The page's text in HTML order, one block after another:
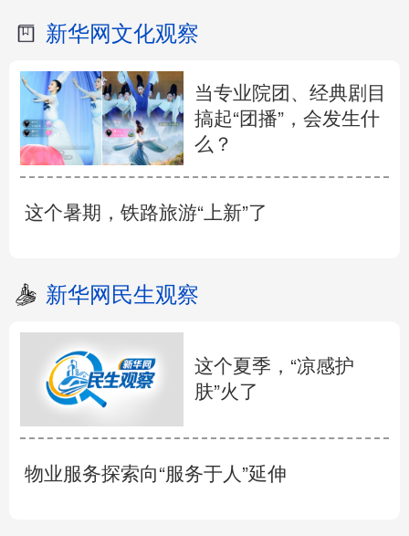
新华网文化观察
当专业院团、经典剧目
搞起“团播”，会发生什
么？
这个暑期，铁路旅游“上新”了
新华网民生观察
这个夏季，“凉感护
肤”火了
物业服务探索向“服务于人”延伸